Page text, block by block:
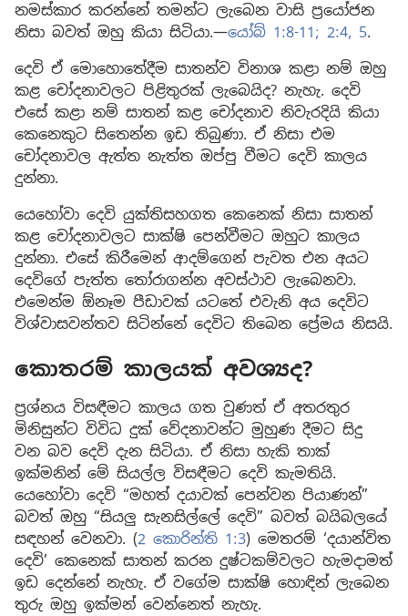
නමස්කාර කරන්නේ තමන්ට ලැබෙන වාසි ප්‍රයෝජන
නිසා බවත් ඔහු කියා සිටියා.—යෝබ් 1:8-11; 2:4, 5.
දෙවි ඒ මොහොතේදීම සාතන්ව විනාශ කළා නම් ඔහු
කළ චෝදනාවලට පිළිතුරක් ලැබෙයිද? නැහැ. දෙවි
එසේ කළා නම් සාතන් කළ චෝදනාව නිවැරදියි කියා
කෙනෙකුට සිතෙන්න ඉඩ තිබුණා. ඒ නිසා එම
චෝදනාවල ඇත්ත නැත්ත ඔප්පු වීමට දෙවි කාලය
දුන්නා.
යෙහෝවා දෙවි යුක්තිසහගත කෙනෙක් නිසා සාතන්
කළ චෝදනාවලට සාක්ෂි පෙන්වීමට ඔහුට කාලය
දුන්නා. එසේ කිරීමෙන් ආදම්ගෙන් පැවත එන අයට
දෙවිගේ පැත්ත තෝරාගන්න අවස්ථාව ලැබෙනවා.
එමෙන්ම ඕනෑම පීඩාවක් යටතේ එවැනි අය දෙවිට
විශ්වාසවන්තව සිටින්නේ දෙවිට තිබෙන ප්‍රේමය නිසයි.
කොතරම් කාලයක් අවශ්‍යද?
ප්‍රශ්නය විසඳීමට කාලය ගත වුණත් ඒ අතරතුර
මිනිසුන්ට විවිධ දුක් වේදනාවන්ට මුහුණ දීමට සිදු
වන බව දෙවි දැන සිටියා. ඒ නිසා හැකි තාක්
ඉක්මනින් මේ සියල්ල විසඳීමට දෙවි කැමතියි.
යෙහෝවා දෙවි “මහත් දයාවක් පෙන්වන පියාණන්”
බවත් ඔහු “සියලු සැනසිල්ලේ දෙවි” බවත් බයිබලයේ
සඳහන් වෙනවා. (2 කොරින්ති 1:3) මෙතරම් ‘දයාන්විත
දෙවි’ කෙනෙක් සාතන් කරන දුෂ්ටකම්වලට හැමදාමත්
ඉඩ දෙන්නේ නැහැ. ඒ වගේම සාක්ෂි හොඳින් ලැබෙන
තුරු ඔහු ඉක්මන් වෙන්නෙත් නැහැ.